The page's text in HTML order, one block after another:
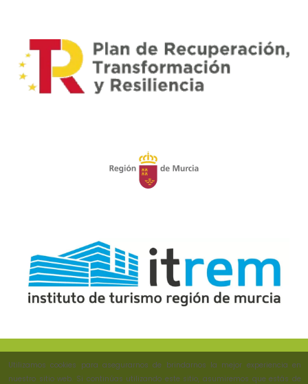
Utilizamos cookies para asegurarnos de brindarnos la mejor experiencia en
nuestro sitio web. Si continúas utilizando este sitio, asumiremos que estás de